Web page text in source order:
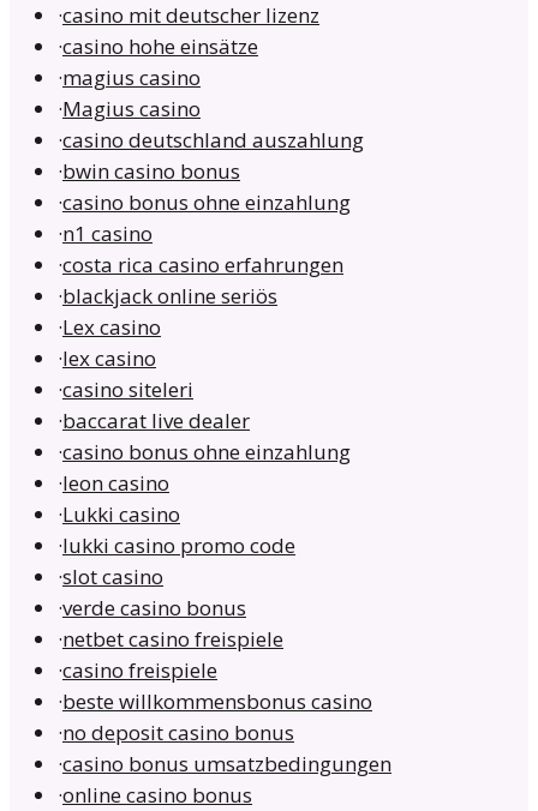
·casino mit deutscher lizenz
·casino hohe einsätze
·magius casino
·Magius casino
·casino deutschland auszahlung
·bwin casino bonus
·casino bonus ohne einzahlung
·n1 casino
·costa rica casino erfahrungen
·blackjack online seriös
·Lex casino
·lex casino
·casino siteleri
·baccarat live dealer
·casino bonus ohne einzahlung
·leon casino
·Lukki casino
·lukki casino promo code
·slot casino
·verde casino bonus
·netbet casino freispiele
·casino freispiele
·beste willkommensbonus casino
·no deposit casino bonus
·casino bonus umsatzbedingungen
·online casino bonus